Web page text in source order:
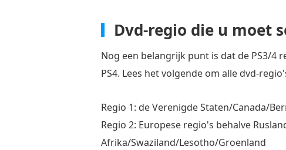
Dvd-regio die u moet
Nog een belangrijk punt is dat de PS3/4
PS4. Lees het volgende om alle dvd-
Regio 1: de Verenigde Staten/Canada/
Regio 2: Europese regio's behalve
Afrika/Swaziland/Lesotho/Groenland